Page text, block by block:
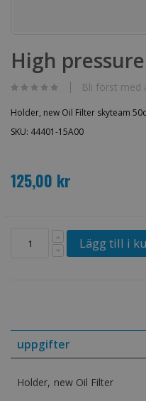
till
början
bildgalleriet
High
Bli först med
Holder, new Oil Filter skyteam
SKU: 44401-15A00
125,00 kr
Lägg till i
uppgifter
Holder, new Oil Filter